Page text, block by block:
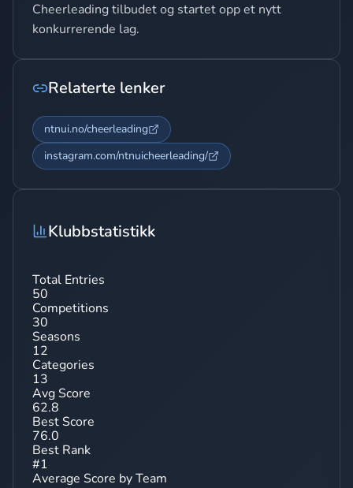
Cheerleading tilbudet og startet opp et nytt
konkurrerende lag.
Relaterte lenker
ntnui.no/cheerleading
instagram.com/ntnuicheerleading/
Klubbstatistikk
Total Entries
50
Competitions
30
Seasons
12
Categories
13
Avg Score
62.8
Best Score
76.0
Best Rank
#1
Average Score by Team